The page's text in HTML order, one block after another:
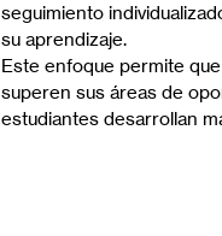
seguimiento
su aprendizaje.
Este enfoque permite
superen sus áreas de
estudiantes desarrollan